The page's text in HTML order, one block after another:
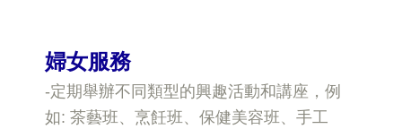
婦女服務
-定期舉辦不同類型的興趣活動和講座，例
如: 茶藝班、烹飪班、保健美容班、手工